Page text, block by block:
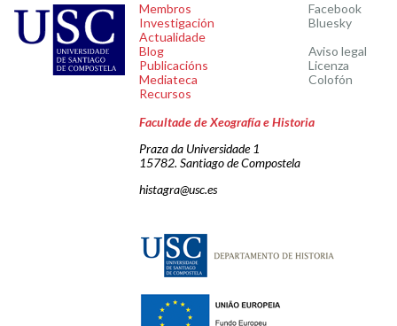
Membros
Investigación
Actualidade
Blog
Publicacións
Mediateca
Recursos
Facebook
Bluesky
Aviso legal
Licenza
Colofón
Facultade de Xeografía e Historia
Praza da Universidade 1
15782. Santiago de Compostela
histagra@usc.es